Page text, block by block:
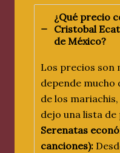
¿Qué precio
Cristobal
de México?
Los precios son
depende mucho
de los
dejo una lista
Serenatas
canciones):